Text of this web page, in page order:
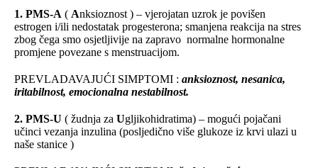
1. PMS-A ( Anksioznost ) – vjerojatan uzrok je povišen
estrogen i/ili nedostatak progesterona; smanjena reakcija na stres
zbog čega smo osjetljivije na zapravo normalne hormonalne
promjene povezane s menstruacijom.
PREVLADAVAJUĆI SIMPTOMI : anksioznost, nesanica,
iritabilnost, emocionalna nestabilnost.
2. PMS-U ( žudnja za Ugljikohidratima) – mogući pojačani
učinci vezanja inzulina (posljedično više glukoze iz krvi ulazi u
naše stanice )